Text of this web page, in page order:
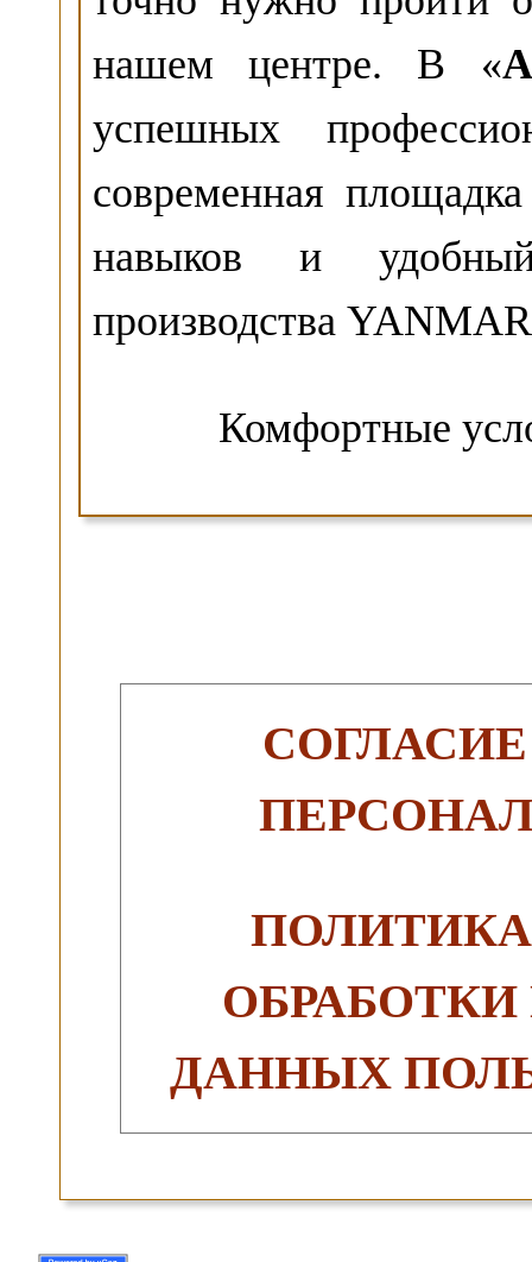
нашем центре. В «
успешных
современная
навыков и
производства
Комфортные
ДАННЫХ